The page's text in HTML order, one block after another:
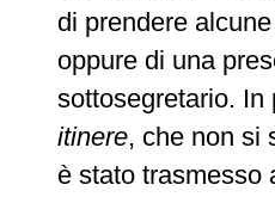
di prendere
oppure di una
sottosegretario.
itinere, che non si
è stato trasmesso